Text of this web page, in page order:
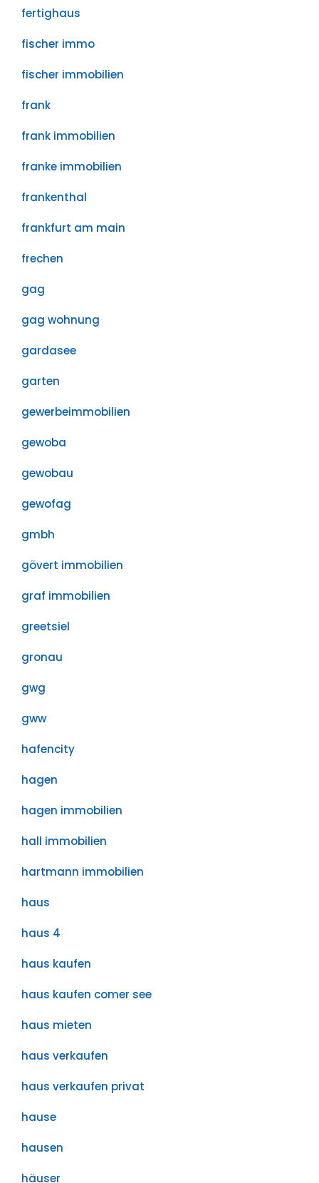
fertighaus
fischer immo
fischer immobilien
frank
frank immobilien
franke immobilien
frankenthal
frankfurt am main
frechen
gag
gag wohnung
gardasee
garten
gewerbeimmobilien
gewoba
gewobau
gewofag
gmbh
gövert immobilien
graf immobilien
greetsiel
gronau
gwg
gww
hafencity
hagen
hagen immobilien
hall immobilien
hartmann immobilien
haus
haus 4
haus kaufen
haus kaufen comer see
haus mieten
haus verkaufen
haus verkaufen privat
hause
hausen
häuser